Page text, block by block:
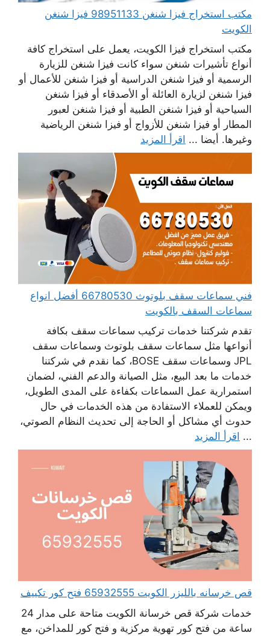
مكتب استخراج فيزا شنغن 98951133 فيزا شنغن
الكويت
مكتب استخراج فيزا الكويت، يعمل على استخراج كافة
أنواع تأشيرات شنغن سواء كانت فيزا شنغن للزيارة
الرسمية أو فيزا شنغن الدراسية أو فيزا شنغن للأعمال أو
فيزا شنغن لزيارة العائلة أو الأصدقاء أو فيزا شنغن
السياحية أو فيزا شنغن الطبية أو فيزا شنغن لعبور
المطار أو فيزا شنغن للأزواج أو فيزا شنغن الرياضية
وغيرها. أيضا ... اقرأ المزيد
فني سماعات سقف بلوتوث 66780530 أفضل انواع
سماعات السقف بالكويت
تقدم شركتنا خدمات تركيب سماعات سقف بكافة
أنواعها مثل سماعات سقف بلوتوث وسماعات سقف
JPL وسماعات سقف BOSE، كما نقدم في شركتنا
خدمات ما بعد البيع، مثل الصيانة والدعم الفني، لضمان
استمرارية عمل السماعات بكفاءة على المدى الطويل،
ويمكن للعملاء الاستفادة من هذه الخدمات في حال
حدوث أي مشاكل أو الحاجة إلى تحديث النظام الصوتي،
... اقرأ المزيد
قص خرسانه بالليزر الكويت 65932555 فتح كور تكييف
خدمات شركة قص خرسانة الكويت متاحة على مدار 24
ساعة من فتح كور تهوية مركزية و فتح كور للمداخن، مع